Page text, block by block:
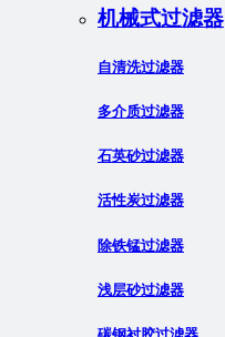
机械式过滤器
自清洗过滤器
多介质过滤器
石英砂过滤器
活性炭过滤器
除铁锰过滤器
浅层砂过滤器